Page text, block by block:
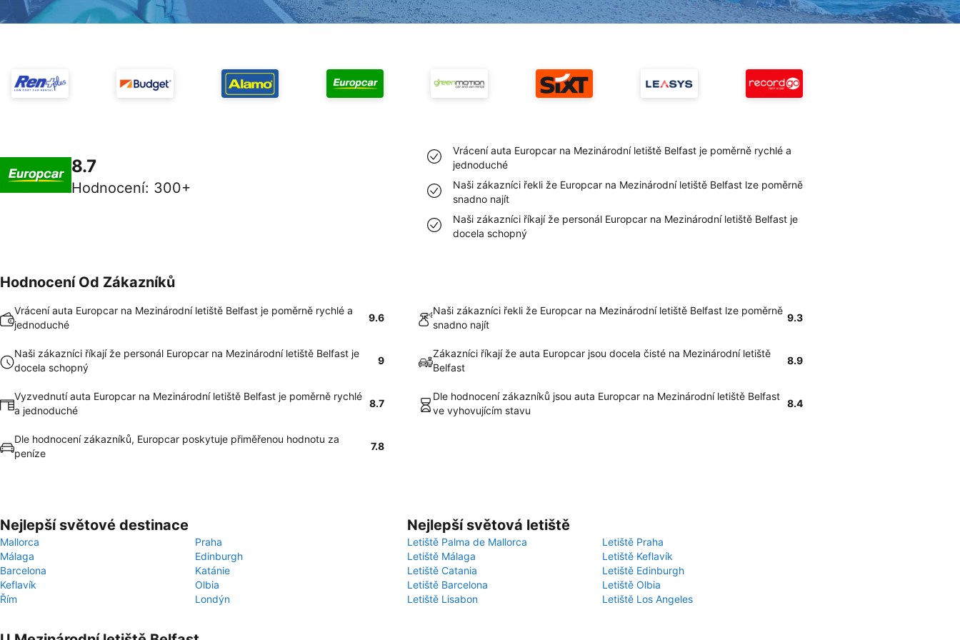
8.7
Hodnocení: 300+
Vrácení auta Europcar na Mezinárodní letiště Belfast je poměrně rychlé a
jednoduché
Naši zákazníci řekli že Europcar na Mezinárodní letiště Belfast lze poměrně
snadno najít
Naši zákazníci říkají že personál Europcar na Mezinárodní letiště Belfast je
docela schopný
Hodnocení Od Zákazníků
Vrácení auta Europcar na Mezinárodní letiště Belfast je poměrně rychlé a
jednoduché
9.6
Naši zákazníci řekli že Europcar na Mezinárodní letiště Belfast lze poměrně
snadno najít
9.3
Naši zákazníci říkají že personál Europcar na Mezinárodní letiště Belfast je
docela schopný
9
Zákazníci říkají že auta Europcar jsou docela čisté na Mezinárodní letiště
Belfast
8.9
Vyzvednutí auta Europcar na Mezinárodní letiště Belfast je poměrně rychlé
a jednoduché
8.7
Dle hodnocení zákazníků jsou auta Europcar na Mezinárodní letiště Belfast
ve vyhovujícím stavu
8.4
Dle hodnocení zákazníků, Europcar poskytuje přiměřenou hodnotu za
peníze
7.8
Nejlepší světové destinace
Mallorca
Praha
Málaga
Edinburgh
Barcelona
Katánie
Keflavík
Olbia
Řím
Londýn
Nejlepší světová letiště
Letiště Palma de Mallorca
Letiště Praha
Letiště Málaga
Letiště Keflavík
Letiště Catania
Letiště Edinburgh
Letiště Barcelona
Letiště Olbia
Letiště Lisabon
Letiště Los Angeles